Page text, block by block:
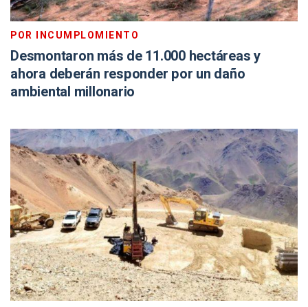
POR INCUMPLOMIENTO
Desmontaron más de 11.000 hectáreas y
ahora deberán responder por un daño
ambiental millonario